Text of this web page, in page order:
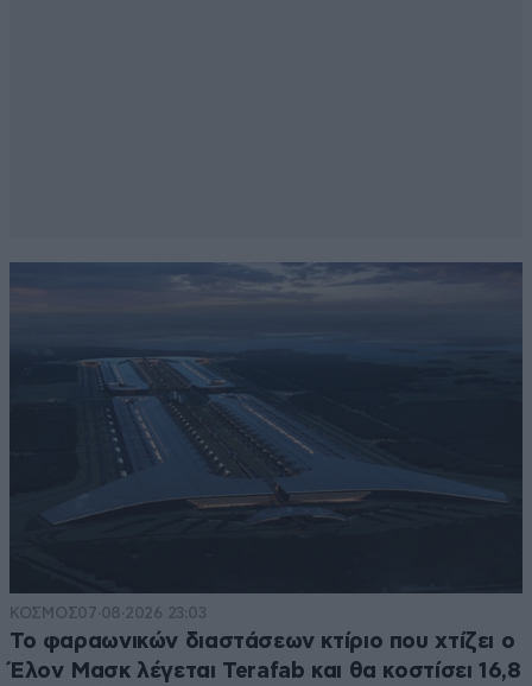
ΚΟΣΜΟΣ07·08·2026 23:03
Το φαραωνικών διαστάσεων κτίριο που χτίζει ο
Έλον Μασκ λέγεται Terafab και θα κοστίσει 16,8